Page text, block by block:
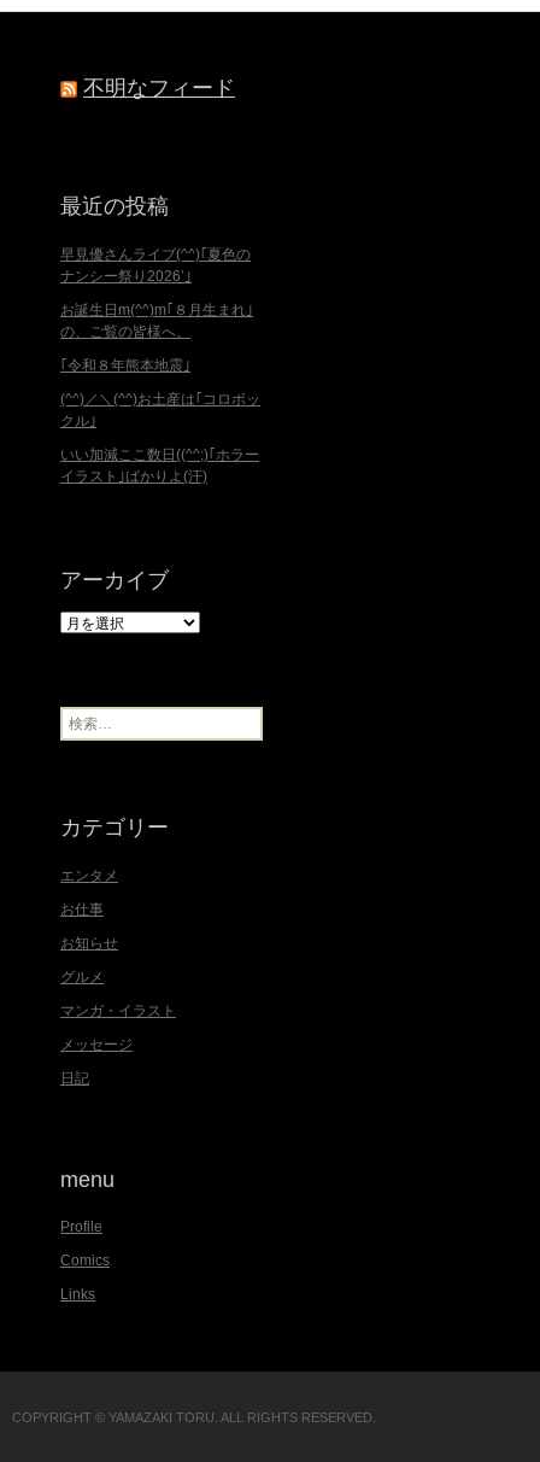
不明なフィード
最近の投稿
早見優さんライブ(^^)｢夏色の
ナンシー祭り2026’｣
お誕生日m(^^)m｢８月生まれ｣
の、ご覧の皆様へ。
｢令和８年熊本地震｣
(^^)／＼(^^)お土産は｢コロボッ
クル｣
いい加減ここ数日((^^;)｢ホラー
イラスト｣ばかりよ(汗)
アーカイブ
ア
ブ
検
索
カテゴリー
エンタメ
お仕事
お知らせ
グルメ
マンガ・イラスト
メッセージ
日記
menu
Profile
Comics
Links
COPYRIGHT © YAMAZAKI TORU. ALL RIGHTS RESERVED.